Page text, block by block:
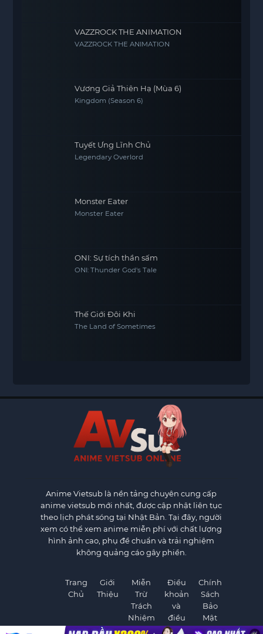
VAZZROCK THE ANIMATION
VAZZROCK THE ANIMATION
Vương Giả Thiên Hạ (Mùa 6)
Kingdom (Season 6)
Tuyết Ưng Lĩnh Chủ
Legendary Overlord
Monster Eater
Monster Eater
ONI: Sự tích thần sấm
ONI: Thunder God's Tale
Thế Giới Đôi Khi
The Land of Sometimes
Anime Vietsub là nền tảng chuyên cung cấp
anime vietsub mới nhất, được cập nhật liên tục
theo lịch phát sóng tại Nhật Bản. Tại đây, người
xem có thể xem anime miễn phí với chất lượng
hình ảnh cao, phụ đề chuẩn và trải nghiệm
không quảng cáo gây phiền.
Trang
Chủ
Giới
Thiệu
Miễn
Trừ
Trách
Nhiệm
Điều
khoản
và
điều
kiện
Chính
Sách
Bảo
Mật